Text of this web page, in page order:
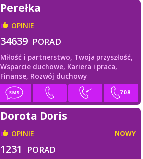
Perełka
OPINIE
34639 PORAD
Miłość i partnerstwo, Twoja przyszłość,
Wsparcie duchowe, Kariera i praca,
Finanse, Rozwój duchowy
Dorota Doris
OPINIE NOWY
1231 PORAD